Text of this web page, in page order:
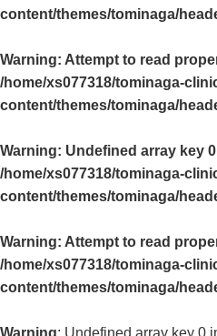
content/themes/tominaga/
Warning: Attempt to read
/home/xs077318/tominaga-
content/themes/tominaga/
Warning: Undefined array key
/home/xs077318/tominaga-
content/themes/tominaga/
Warning: Attempt to read
/home/xs077318/tominaga-
content/themes/tominaga/
Warning: Undefined array key 0